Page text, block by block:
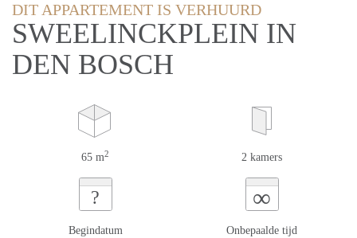
DIT APPARTEMENT IS VERHUURD
SWEELINCKPLEIN IN
DEN BOSCH
65 m2 2 kamers
?
Begindatum
∞
Onbepaalde tijd